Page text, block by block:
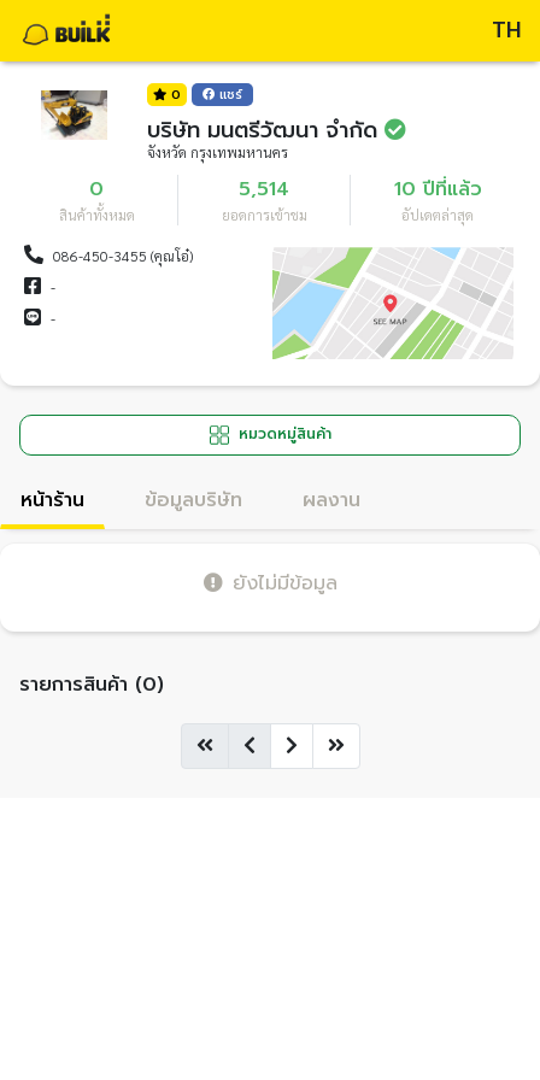
TH
0 แชร์
บริษัท มนตรีวัฒนา จำกัด
จังหวัด กรุงเทพมหานคร
0
สินค้าทั้งหมด
5,514
ยอดการเข้าชม
10 ปีที่แล้ว
อัปเดตล่าสุด
086-450-3455 (คุณโอ๋)
-
-
หมวดหมู่สินค้า
หน้าร้าน ข้อมูลบริษัท ผลงาน
ยังไม่มีข้อมูล
รายการสินค้า (0)